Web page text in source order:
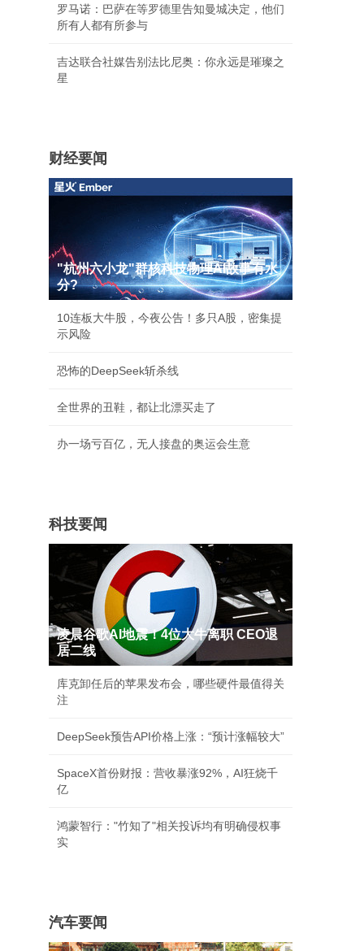
罗马诺：巴萨在等罗德里告知曼城决定，他们
所有人都有所参与
吉达联合社媒告别法比尼奥：你永远是璀璨之
星
财经要闻
"杭州六小龙"群核科技物理AI故事有水
分?
10连板大牛股，今夜公告！多只A股，密集提
示风险
恐怖的DeepSeek斩杀线
全世界的丑鞋，都让北漂买走了
办一场亏百亿，无人接盘的奥运会生意
科技要闻
凌晨谷歌AI地震！4位大牛离职 CEO退
居二线
库克卸任后的苹果发布会，哪些硬件最值得关
注
DeepSeek预告API价格上涨：“预计涨幅较大”
SpaceX首份财报：营收暴涨92%，AI狂烧千
亿
鸿蒙智行："竹知了"相关投诉均有明确侵权事
实
汽车要闻